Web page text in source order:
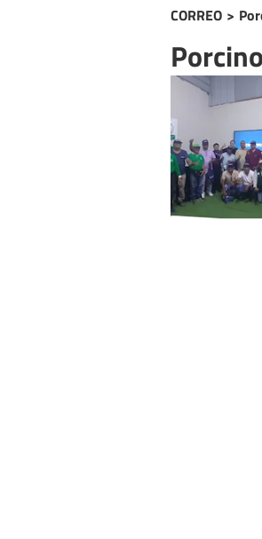
CORREO >